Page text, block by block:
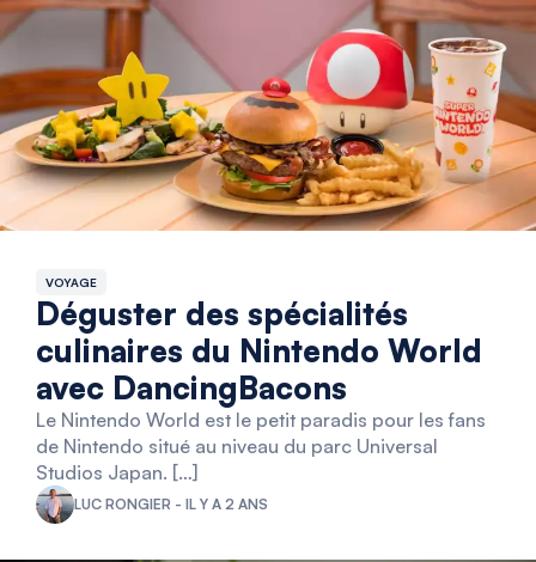
VOYAGE
Déguster des spécialités
culinaires du Nintendo World
avec DancingBacons
Le Nintendo World est le petit paradis pour les fans
de Nintendo situé au niveau du parc Universal
Studios Japan. […]
LUC RONGIER - IL Y A 2 ANS